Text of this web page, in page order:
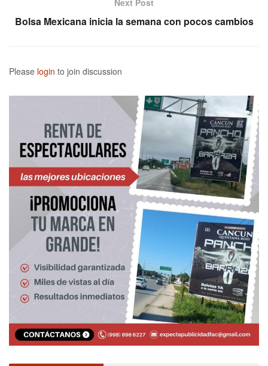
Bolsa Mexicana inicia la semana con pocos cambios
Please login to join discussion